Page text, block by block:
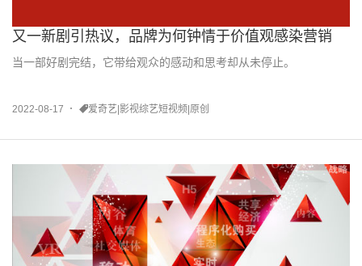
又一新剧引热议，品牌为何钟情于价值观感染营销
当一部好剧完结，它带给观众的感动和思考却从未停止。
2022-08-17 爱奇艺|影视综艺短视频|原创